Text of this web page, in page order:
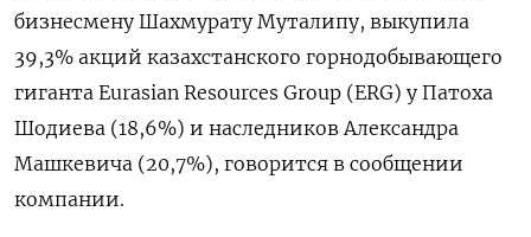
‌бизнесмену Шахмурату Муталипу, выкупила
39,3% акций казахстанского горнодобывающего
гиганта Eurasian ​Resources ​Group (ERG) у ​Патоха
Шодиева (18,6%) и ⁠наследников ‌Александра
Машкевича (20,7%), говорится ‌в сообщении
компании.